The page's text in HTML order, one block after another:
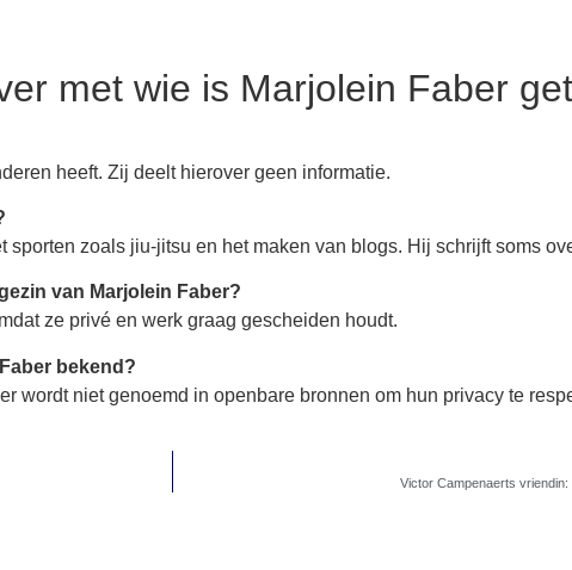
met wie is Marjolein Faber
heeft. Zij deelt hierover geen informatie.
sporten zoals jiu-jitsu en het maken van blogs. Hij schrijft soms
van Marjolein Faber?
ze privé en werk graag gescheiden houdt.
bekend?
wordt niet genoemd in openbare bronnen om hun privacy te
Victor Campenaerts